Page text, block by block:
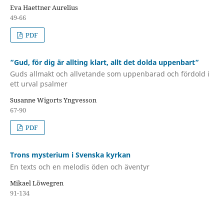
Eva Haettner Aurelius
49-66
PDF
”Gud, för dig är allting klart, allt det dolda uppenbart”
Guds allmakt och allvetande som uppenbarad och fördold i
ett urval psalmer
Susanne Wigorts Yngvesson
67-90
PDF
Trons mysterium i Svenska kyrkan
En texts och en melodis öden och äventyr
Mikael Löwegren
91-134